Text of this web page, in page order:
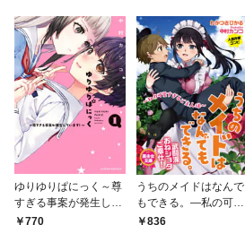
ゆりゆりぱにっく～尊
すぎる事案が発生して
います！～ 1
770
うちのメイドはなんで
もできる。―私の可愛
すぎるご主人様―
836